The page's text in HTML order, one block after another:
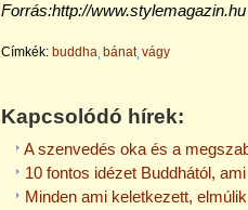
Forrás:http://www.stylemagazin.hu
Címkék: buddha bánat vágy
Kapcsolódó hírek:
A szenvedés oka és a
10 fontos idézet Buddhától,
Minden ami keletkezett, elmúlik